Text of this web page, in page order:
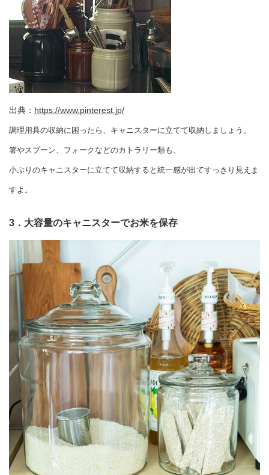
出典： https://www.pinterest.jp/
調理用具の収納に困ったら、キャニスターに立てて収納しましょう。
箸やスプーン、フォークなどのカトラリー類も、
小ぶりのキャニスターに立てて収納すると統一感が出てすっきり見えま
すよ。
3．大容量のキャニスターでお米を保存